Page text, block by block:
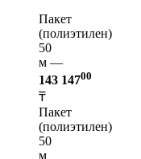
Пакет
(полиэтилен)
50
м —
143 14700
₸
Пакет
(полиэтилен)
50
м